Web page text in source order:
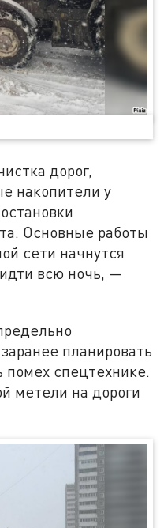
дорог,
накопители у
Основные работы
сети начнутся
всю ночь, —
планировать
спецтехнике.
метели на дороги